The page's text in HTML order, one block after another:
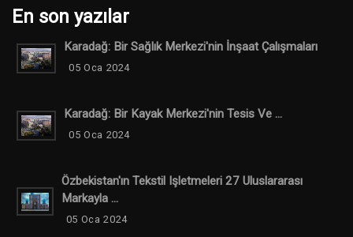
En son yazılar
Karadağ: Bir Sağlık Merkezi'nin İnşaat Çalışmaları
05 Oca 2024
Karadağ: Bir Kayak Merkezi'nin Tesis Ve ...
05 Oca 2024
Özbekistan'ın Tekstil Işletmeleri 27 Uluslararası
Markayla ...
05 Oca 2024